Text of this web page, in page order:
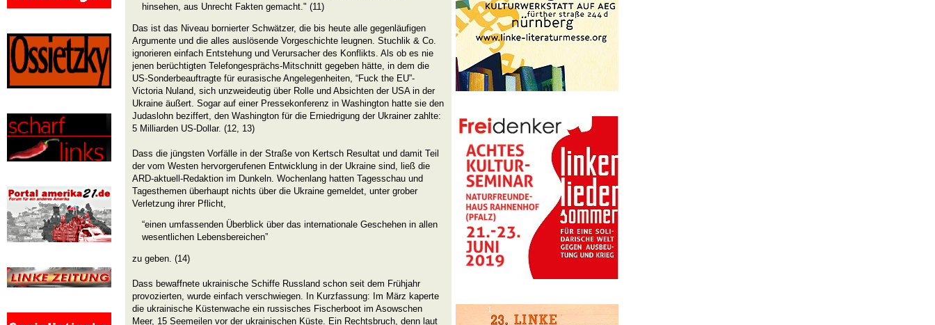
hinsehen, aus Unrecht Fakten gemacht." (11)
Das ist das Niveau bornierter Schwätzer, die bis heute alle gegenläufigen
Argumente und die alles auslösende Vorgeschichte leugnen. Stuchlik & Co.
ignorieren einfach Entstehung und Verursacher des Konflikts. Als ob es nie
jenen berüchtigten Telefongesprächs-Mitschnitt gegeben hätte, in dem die
US-Sonderbeauftragte für eurasische Angelegenheiten, “Fuck the EU”-
Victoria Nuland, sich unzweideutig über Rolle und Absichten der USA in der
Ukraine äußert. Sogar auf einer Pressekonferenz in Washington hatte sie den
Judaslohn beziffert, den Washington für die Erniedrigung der Ukrainer zahlte:
5 Milliarden US-Dollar. (12, 13)
Dass die jüngsten Vorfälle in der Straße von Kertsch Resultat und damit Teil
der vom Westen hervorgerufenen Entwicklung in der Ukraine sind, ließ die
ARD-aktuell-Redaktion im Dunkeln. Wochenlang hatten Tagesschau und
Tagesthemen überhaupt nichts über die Ukraine gemeldet, unter grober
Verletzung ihrer Pflicht,
“einen umfassenden Überblick über das internationale Geschehen in allen
wesentlichen Lebensbereichen”
zu geben. (14)
Dass bewaffnete ukrainische Schiffe Russland schon seit dem Frühjahr
provozierten, wurde einfach verschwiegen. In Kurzfassung: Im März kaperte
die ukrainische Küstenwache ein russisches Fischerboot im Asowschen
Meer, 15 Seemeilen vor der ukrainischen Küste. Ein Rechtsbruch, denn laut